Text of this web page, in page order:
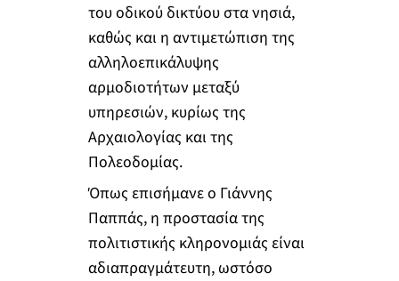
του οδικού δικτύου στα νησιά,
καθώς και η αντιμετώπιση της
αλληλοεπικάλυψης
αρμοδιοτήτων μεταξύ
υπηρεσιών, κυρίως της
Αρχαιολογίας και της
Πολεοδομίας.
Όπως επισήμανε ο Γιάννης
Παππάς, η προστασία της
πολιτιστικής κληρονομιάς είναι
αδιαπραγμάτευτη, ωστόσο